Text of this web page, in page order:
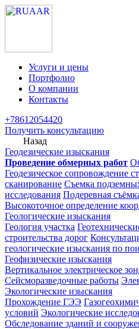
Услуги и цены
Портфолио
О компании
Контакты
+78612054420
Получить консультацию
Назад
Геодезические изыскания
Проведение обмерных работ
Геодезическое сопровождение
сканирование Съемка
исследования Подеревная
Высокоточное определение
Геологические изыскания
Геология участка
строительства дорог
геологические изыскания по
Геофизические изыскания
Вертикальное электрическое
Сейсморазведочные работы
Экологические изыскания
Прохождение ГЭЭ
условий Экологические
Обследование зданий и